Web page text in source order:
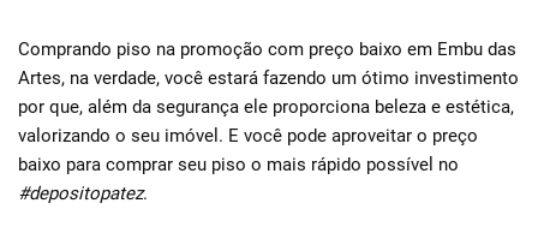
Comprando piso na promoção com preço baixo em Embu das
Artes, na verdade, você estará fazendo um ótimo investimento
por que, além da segurança ele proporciona beleza e estética,
valorizando o seu imóvel. E você pode aproveitar o preço
baixo para comprar seu piso o mais rápido possível no
#depositopatez.